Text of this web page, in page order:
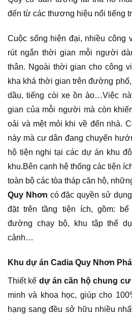
đến từ các thương hiệu nổi tiếng
Cuộc sống hiện đại, nhiều công
rút ngắn thời gian mỗi người
thân. Ngoài thời gian cho công
kha khá thời gian trên đường
dầu, tiếng còi xe ồn ào…Việc
gian của mỗi người mà còn
oải và mệt mỏi khi về đến nhà.
này mà cư dân đang chuyển
hộ tiện nghi tại các dự án khu
khu.Bên cạnh hệ thống các tiện
toàn bộ các tòa tháp căn hộ,
Quy Nhơn có đặc quyền sử
đặt trên tầng tiện ích, gồm:
đường chạy bộ, khu tập thể
cảnh…
Khu dự án Cadia Quy Nhơn
Thiết kế dự án căn hộ chung cư
minh và khoa học, giúp cho
hạng sang đều sở hữu nhiều